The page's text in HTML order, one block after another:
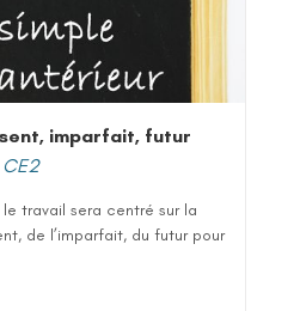
imparfait, futur
CE2
travail sera centré sur la
de l’imparfait, du futur pour